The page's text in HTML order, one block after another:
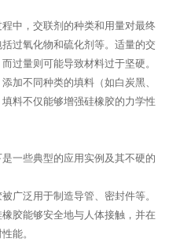
中，交联剂的种类和用量对最终
过氧化物和硫化剂等。适量的交
过量则可能导致材料过于坚硬。
加不同种类的填料（如白炭黑、
料不仅能够增强硅橡胶的力学性
一些典型的应用实例及其不硬的
广泛用于制造导管、密封件等。
胶能够安全地与人体接触，并在
能。